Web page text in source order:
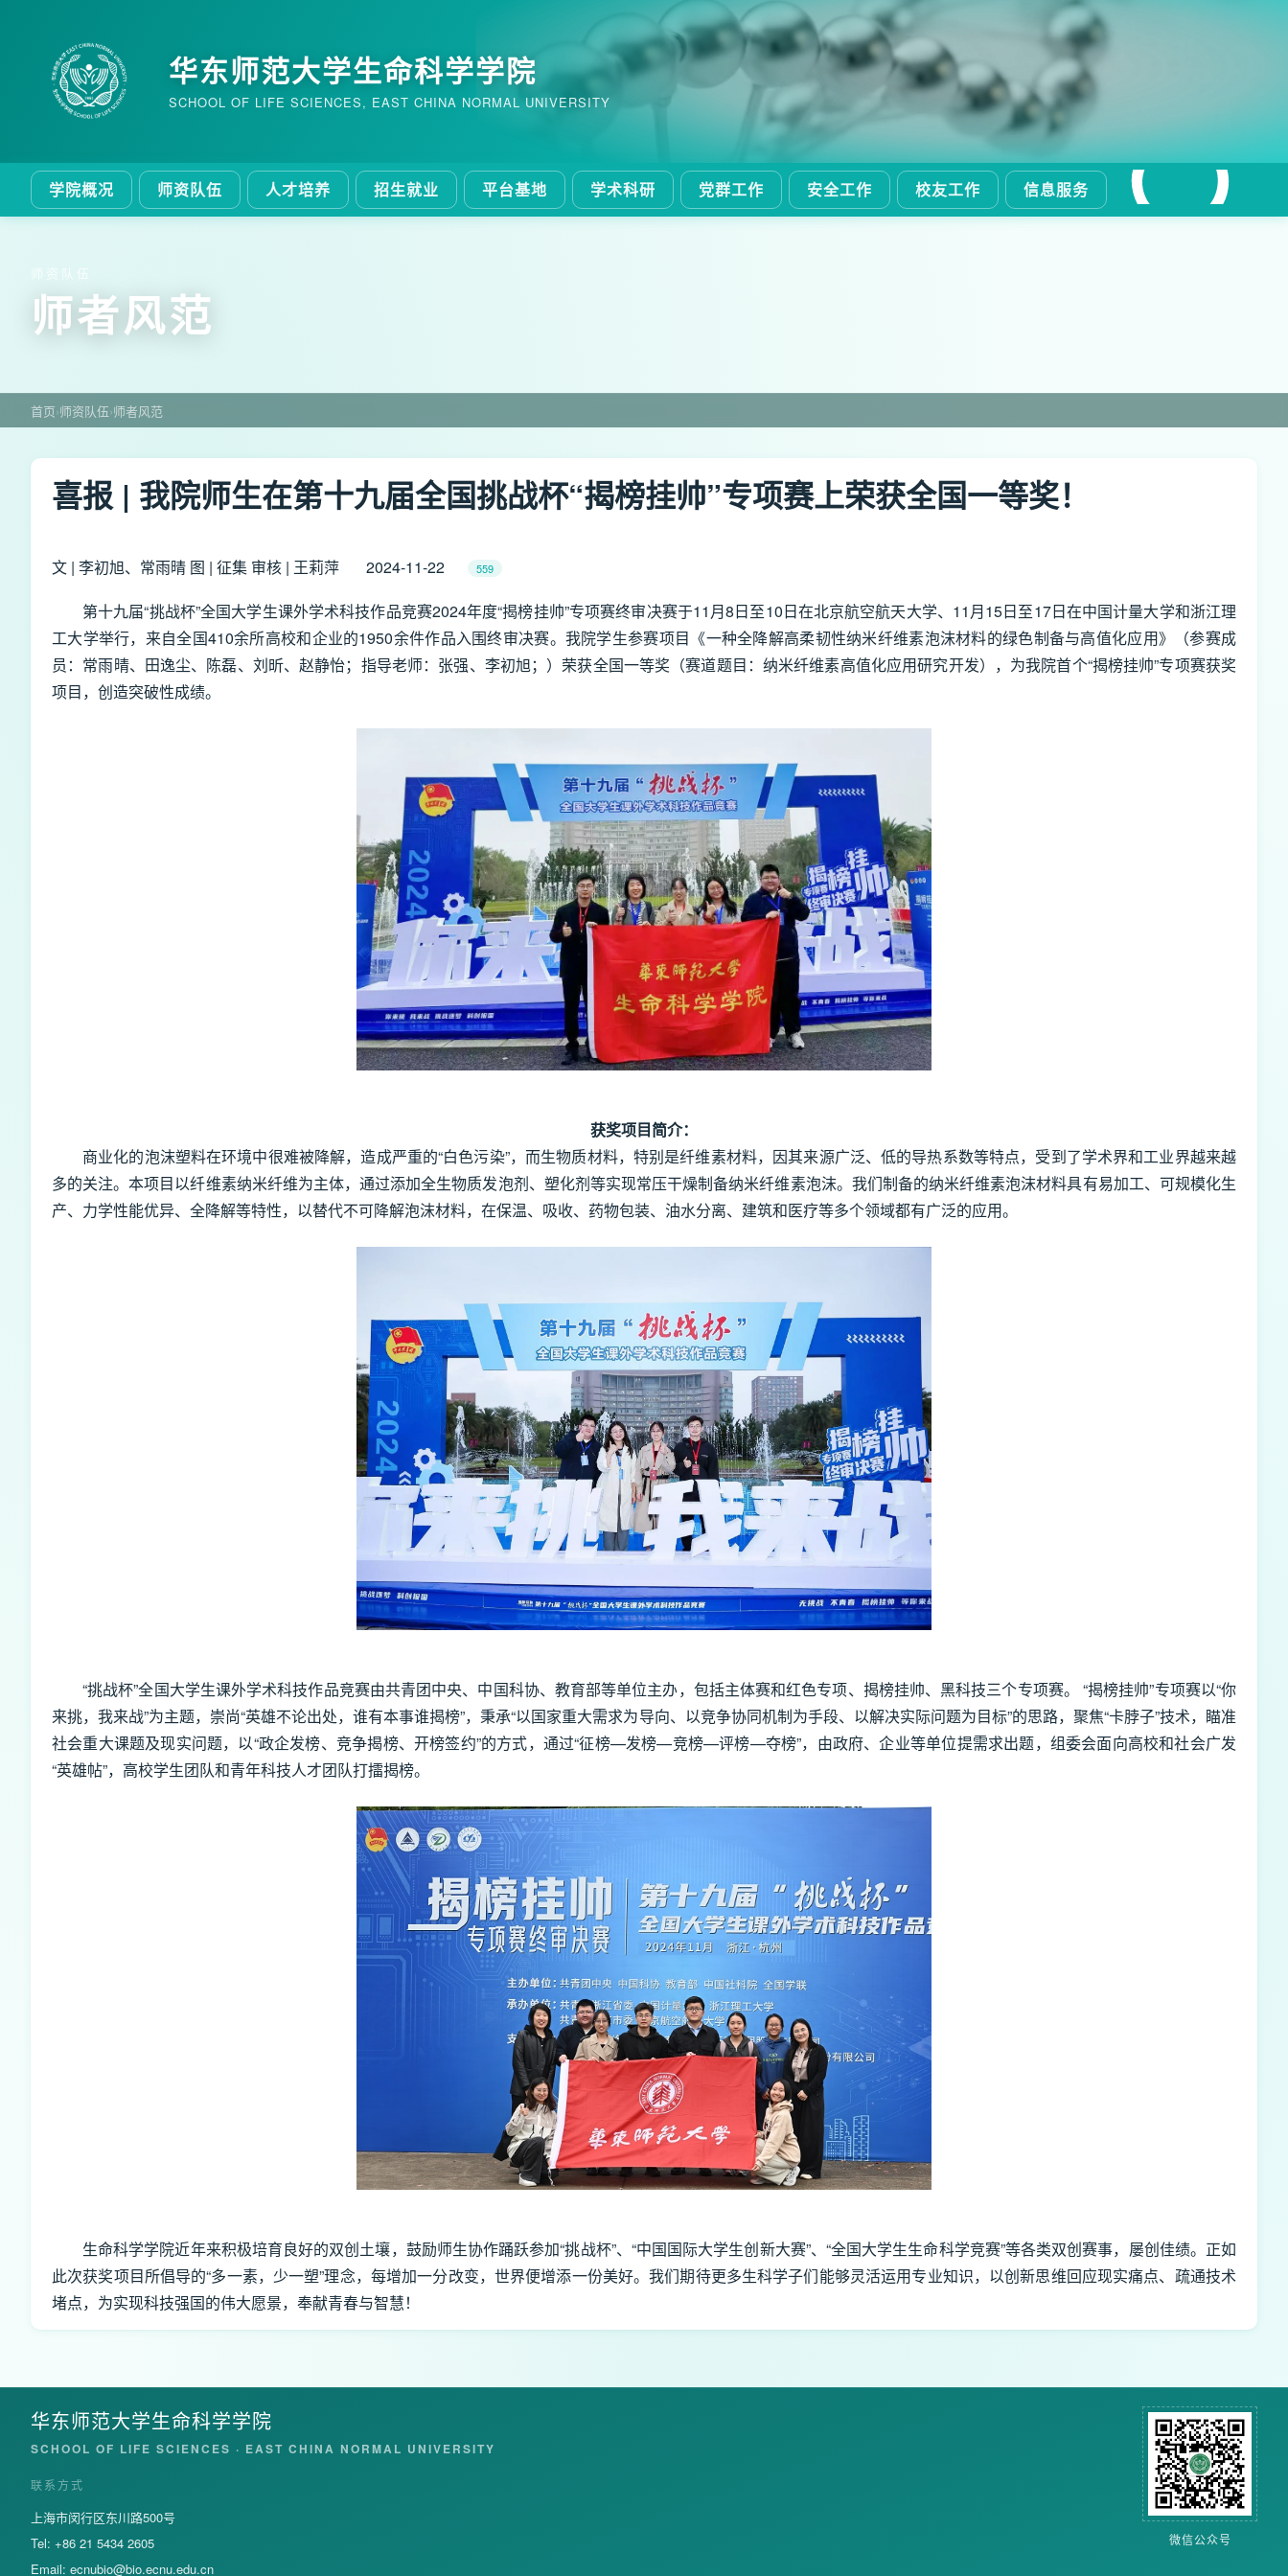
华东师范大学生命科学学院
SCHOOL OF LIFE SCIENCES, EAST CHINA NORMAL UNIVERSITY
学院概况 师资队伍 人才培养 招生就业 平台基地 学术科研 党群工作 安全工作 校友工作 信息服务
师资队伍
师者风范
首页›师资队伍›师者风范
喜报 | 我院师生在第十九届全国挑战杯“揭榜挂帅”专项赛上荣获全国一等奖！
文 | 李初旭、常雨晴 图 | 征集 审核 | 王莉萍 2024-11-22 559
第十九届“挑战杯”全国大学生课外学术科技作品竞赛2024年度“揭榜挂帅”专项赛终审决赛于11月8日至10日在北京航空航天大学、11月15日至17日在中国计量大学和浙江理
工大学举行，来自全国410余所高校和企业的1950余件作品入围终审决赛。我院学生参赛项目《一种全降解高柔韧性纳米纤维素泡沫材料的绿色制备与高值化应用》（参赛成
员：常雨晴、田逸尘、陈磊、刘昕、赵静怡；指导老师：张强、李初旭；）荣获全国一等奖（赛道题目：纳米纤维素高值化应用研究开发），为我院首个“揭榜挂帅”专项赛获奖
项目，创造突破性成绩。
获奖项目简介：
商业化的泡沫塑料在环境中很难被降解，造成严重的“白色污染”，而生物质材料，特别是纤维素材料，因其来源广泛、低的导热系数等特点，受到了学术界和工业界越来越
多的关注。本项目以纤维素纳米纤维为主体，通过添加全生物质发泡剂、塑化剂等实现常压干燥制备纳米纤维素泡沫。我们制备的纳米纤维素泡沫材料具有易加工、可规模化生
产、力学性能优异、全降解等特性，以替代不可降解泡沫材料，在保温、吸收、药物包装、油水分离、建筑和医疗等多个领域都有广泛的应用。
“挑战杯”全国大学生课外学术科技作品竞赛由共青团中央、中国科协、教育部等单位主办，包括主体赛和红色专项、揭榜挂帅、黑科技三个专项赛。 “揭榜挂帅”专项赛以“你
来挑，我来战”为主题，崇尚“英雄不论出处，谁有本事谁揭榜”，秉承“以国家重大需求为导向、以竞争协同机制为手段、以解决实际问题为目标”的思路，聚焦“卡脖子”技术，瞄准
社会重大课题及现实问题，以“政企发榜、竞争揭榜、开榜签约”的方式，通过“征榜—发榜—竞榜—评榜—夺榜”，由政府、企业等单位提需求出题，组委会面向高校和社会广发
“英雄帖”，高校学生团队和青年科技人才团队打擂揭榜。
生命科学学院近年来积极培育良好的双创土壤，鼓励师生协作踊跃参加“挑战杯”、“中国国际大学生创新大赛”、“全国大学生生命科学竞赛”等各类双创赛事，屡创佳绩。正如
此次获奖项目所倡导的“多一素，少一塑”理念，每增加一分改变，世界便增添一份美好。我们期待更多生科学子们能够灵活运用专业知识，以创新思维回应现实痛点、疏通技术
堵点，为实现科技强国的伟大愿景，奉献青春与智慧！
华东师范大学生命科学学院
SCHOOL OF LIFE SCIENCES · EAST CHINA NORMAL UNIVERSITY
联系方式
上海市闵行区东川路500号
Tel: +86 21 5434 2605
Email: ecnubio@bio.ecnu.edu.cn
微信公众号